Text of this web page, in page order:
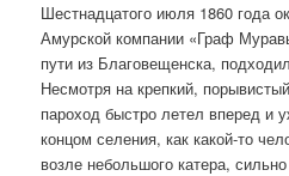
Шестнадцатого июля 1860 года
Амурской компании «Граф
пути из Благовещенска,
Несмотря на крепкий,
пароход быстро летел вперед и
концом селения, как какой-то
возле небольшого катера,